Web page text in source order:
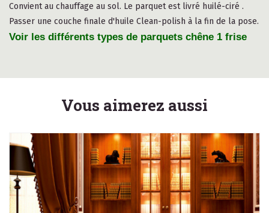
Convient au chauffage au sol. Le parquet est livré huilé-ciré .
Passer une couche finale d'huile Clean-polish à la fin de la pose.
Voir les différents types de parquets chêne 1 frise
Vous aimerez aussi